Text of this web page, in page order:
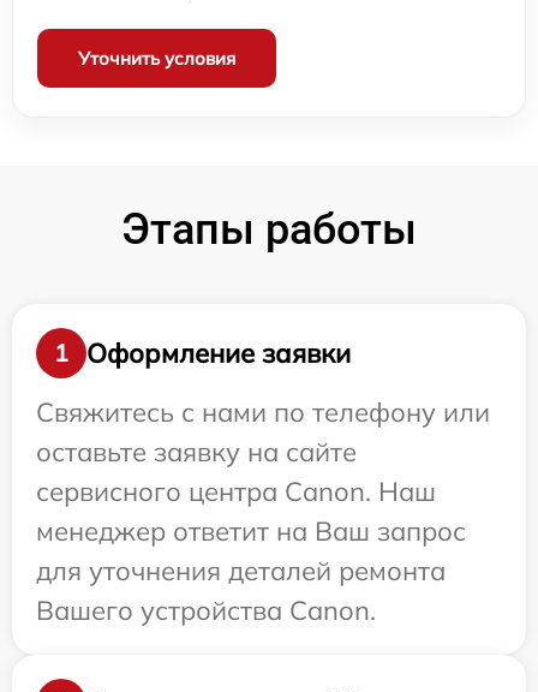
Уточнить условия
Этапы работы
1
Оформление заявки
Свяжитесь с нами по телефону или
оставьте заявку на сайте
сервисного центра Canon. Наш
менеджер ответит на Ваш запрос
для уточнения деталей ремонта
Вашего устройства Canon.